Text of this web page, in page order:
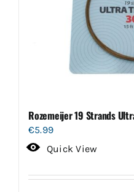
Rozemeijer 19 Strands
€5.99
Quick View